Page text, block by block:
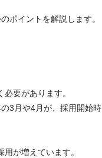
ポイントを解説します。
要があります。
3月や4月が、採用開始時
が増えています。